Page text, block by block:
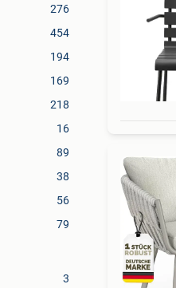
276
454
194
169
218
16
89
38
56
79
3